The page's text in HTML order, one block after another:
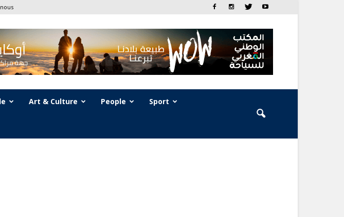
Art & Culture People Sport